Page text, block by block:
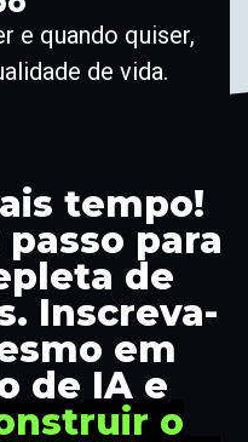
e quando quiser,
de vida.
tempo!
para
de
Inscreva-
em
de IA e
o